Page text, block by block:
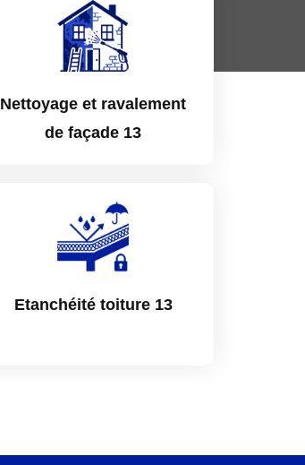
Nettoyage et ravalement
de façade 13
Etanchéité toiture 13